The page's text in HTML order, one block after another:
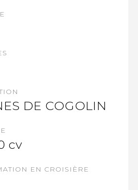
DE COGOLIN
cv
EN CROISIÈRE